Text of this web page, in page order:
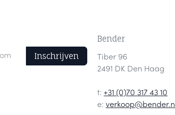
Inschrijven
Bender
Tiber 96
2491 DK Den Haag
t: +31 (0)70 317 43 10
e: verkoop@bender.nl